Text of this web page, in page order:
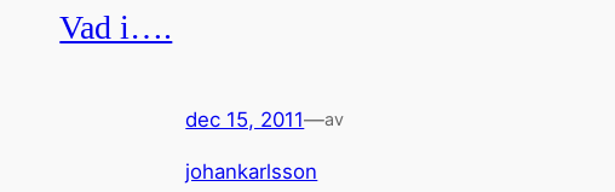
Vad i….
dec 15, 2011—av
johankarlsson